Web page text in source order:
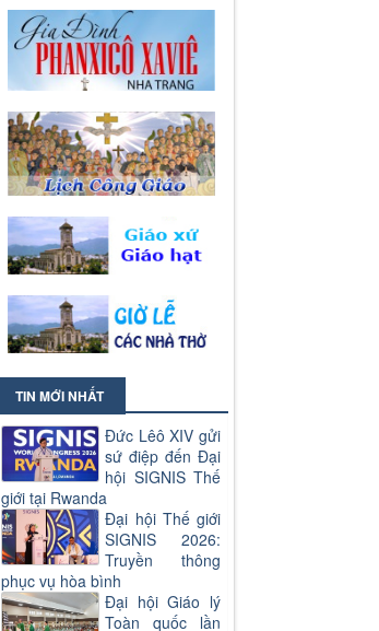
TIN MỚI NHẤT
Đức Lêô XIV gửi
sứ điệp đến Đại
hội SIGNIS Thế
giới tại Rwanda
Đại hội Thế giới
SIGNIS 2026:
Truyền thông
phục vụ hòa bình
Đại hội Giáo lý
Toàn quốc lần